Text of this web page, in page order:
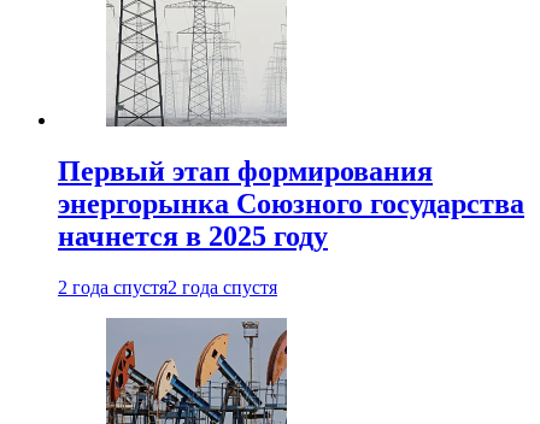
Первый этап формирования
энергорынка Союзного государства
начнется в 2025 году
2 года спустя2 года спустя